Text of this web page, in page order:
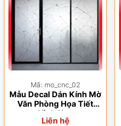
Mã: mo_cnc_02
Mẫu Decal Dán Kính Mờ
Văn Phòng Họa Tiết
Hình Học
Liên hệ